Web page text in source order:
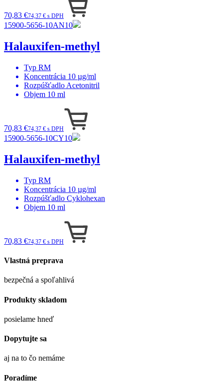
70,83 €74,37 € s DPH
15900-5656-10AN10
Halauxifen-methyl
Typ RM
Koncentrácia 10 µg/ml
Rozpúšťadlo Acetonitril
Objem 10 ml
70,83 €74,37 € s DPH
15900-5656-10CY10
Halauxifen-methyl
Typ RM
Koncentrácia 10 µg/ml
Rozpúšťadlo Cyklohexan
Objem 10 ml
70,83 €74,37 € s DPH
Vlastná preprava
bezpečná a spoľahlivá
Produkty skladom
posielame hneď
Dopytujte sa
aj na to čo nemáme
Poradíme